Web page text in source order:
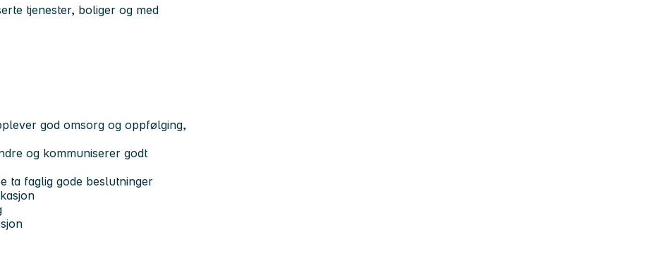
tjenester, boliger og med
god omsorg og oppfølging,
og kommuniserer godt
ta faglig gode beslutninger